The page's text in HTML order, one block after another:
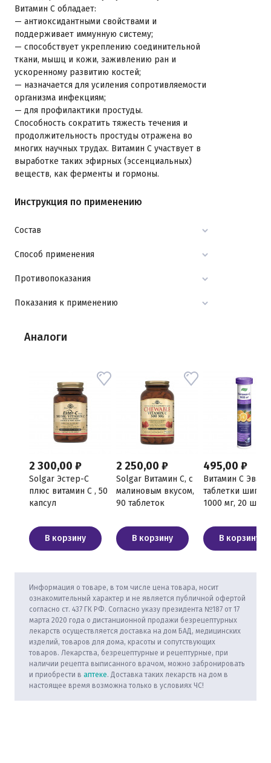
Витамин С обладает:
— антиоксидантными свойствами и
поддерживает иммунную систему;
— способствует укреплению соединительной
ткани, мышц и кожи, заживлению ран и
ускоренному развитию костей;
— назначается для усиления сопротивляемости
организма инфекциям;
— для профилактики простуды.
Способность сократить тяжесть течения и
продолжительность простуды отражена во
многих научных трудах. Витамин С участвует в
выработке таких эфирных (эссенциальных)
веществ, как ферменты и гормоны.
Инструкция по применению
Состав
Способ применения
Противопоказания
Показания к применению
Аналоги
2 300,00 ₽
Solgar Эстер-С
плюс витамин С , 50
капсул
В корзину
2 250,00 ₽
Solgar Витамин С, с
малиновым вкусом,
90 таблеток
В корзину
495,00 ₽
Витамин С
таблетки
1000 мг, 20 шт.
В корзину
Информация о товаре, в том числе цена товара, носит
ознакомительный характер и не является публичной офертой
согласно ст. 437 ГК РФ. Согласно указу президента №187 от 17
марта 2020 года о дистанционной продажи безрецептурных
лекарств осуществляется доставка на дом БАД, медицинских
изделий, товаров для дома, красоты и сопутствующих
товаров. Лекарства, безрецептурные и рецептурные, при
наличии рецепта выписанного врачом, можно забронировать
и приобрести в аптеке. Доставка таких лекарств на дом в
настоящее время возможна только в условиях ЧС!